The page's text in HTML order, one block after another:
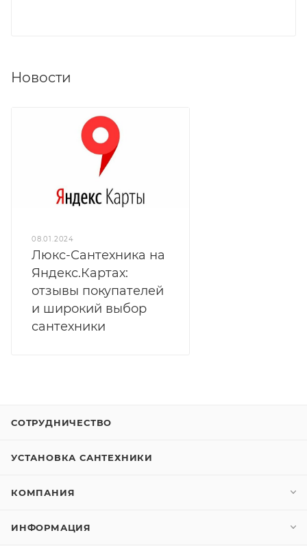
Новости
08.01.2024
Люкс-Сантехника на
Яндекс.Картах:
отзывы покупателей
и широкий выбор
сантехники
СОТРУДНИЧЕСТВО
УСТАНОВКА САНТЕХНИКИ
КОМПАНИЯ
ИНФОРМАЦИЯ